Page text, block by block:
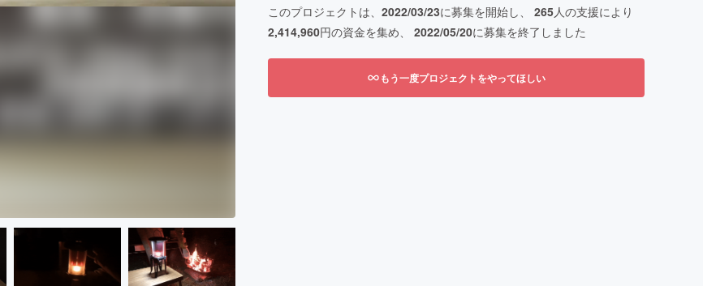
このプロジェクトは、 2022/03/23に募集を開始し、 265人の支援により
2,414,960円の資金を集め、 2022/05/20に募集を終了しました
もう一度プロジェクトをやってほしい